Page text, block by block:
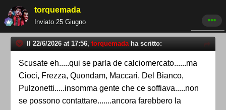
torquemada
Inviato 25 Giugno
Il 22/6/2026 at 17:56, torquemada ha scritto:
Scusate eh.....qui se parla de calciomercato......ma
Cioci, Frezza, Quondam, Maccari, Del Bianco,
Pulzonetti.....insomma gente che ce soffiava.....non
se possono contattare.......ancora farebbero la